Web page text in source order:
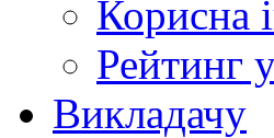
Корисна
Рейтинг
Викладачу